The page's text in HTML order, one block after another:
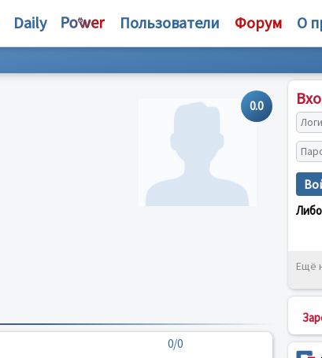
Daily Пользователи Форум О
0.0
0/0
Ещё